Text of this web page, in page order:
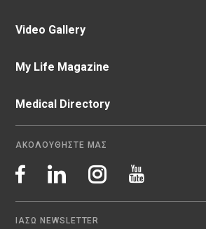
Video Gallery
My Life Magazine
Medical Directory
ΑΚΟΛΟΥΘΗΣΤΕ ΜΑΣ
ΙΑΣΩ NEWSLETTER